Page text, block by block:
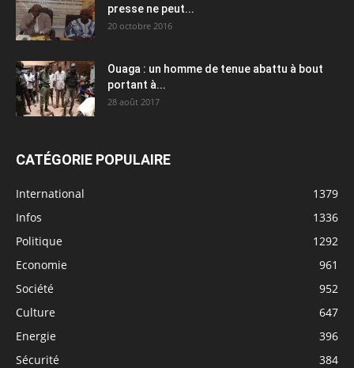
presse ne peut...
20 octobre 2016
Ouaga : un homme de tenue abattu à bout
portant à...
28 août 2017
CATÉGORIE POPULAIRE
International
1379
Infos
1336
Politique
1292
Economie
961
Société
952
Culture
647
Energie
396
Sécurité
384